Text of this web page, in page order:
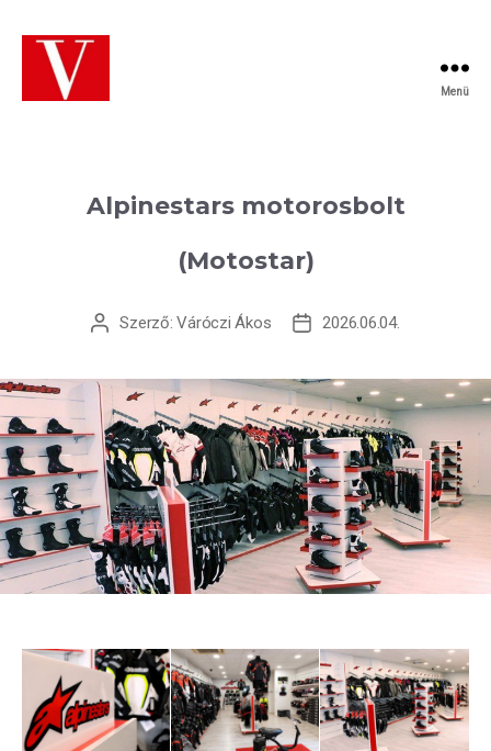
Menü
Alpinestars motorosbolt
(Motostar)
Bejegyzés
Szerző:Váróczi Ákos
Bejegyzés
2026.06.04.